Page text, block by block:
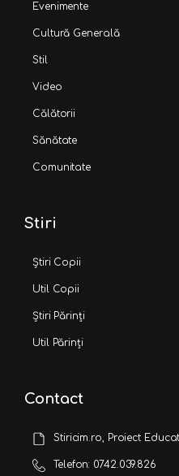
Evenimente
Cultură Generală
Stil
Video
Călătorii
Sănătate
Comunitate
Stiri
Știri Copii
Util Copii
Știri Părinți
Util Părinți
Contact
Stiricim.ro, Proiect
Telefon: 0742.039.826